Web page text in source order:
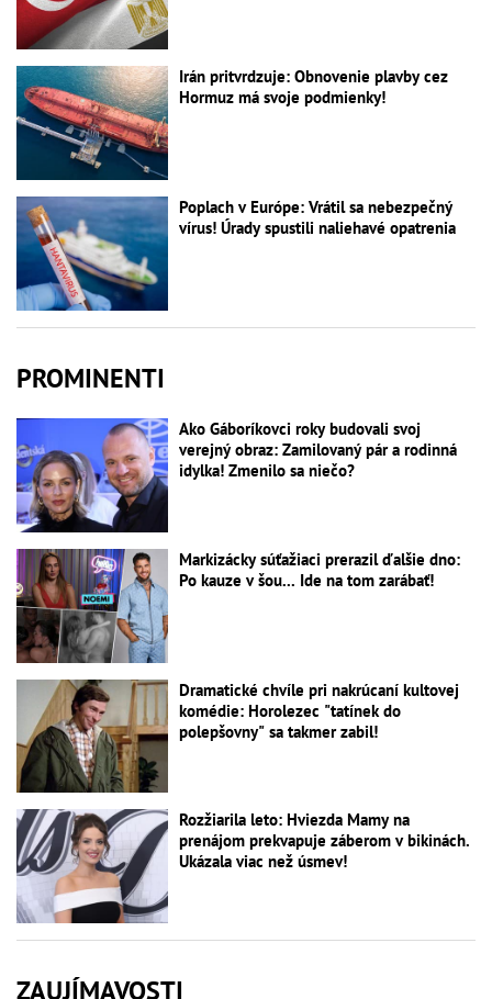
Irán pritvrdzuje: Obnovenie plavby cez
Hormuz má svoje podmienky!
Poplach v Európe: Vrátil sa nebezpečný
vírus! Úrady spustili naliehavé opatrenia
PROMINENTI
Ako Gáboríkovci roky budovali svoj
verejný obraz: Zamilovaný pár a rodinná
idylka! Zmenilo sa niečo?
Markizácky súťažiaci prerazil ďalšie dno:
Po kauze v šou... Ide na tom zarábať!
Dramatické chvíle pri nakrúcaní kultovej
komédie: Horolezec "tatínek do
polepšovny" sa takmer zabil!
Rozžiarila leto: Hviezda Mamy na
prenájom prekvapuje záberom v bikinách.
Ukázala viac než úsmev!
ZAUJÍMAVOSTI